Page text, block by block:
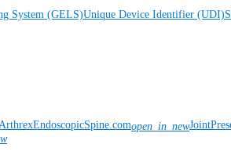
System (GELS)Unique Device Identifier (UDI)
open_in_new